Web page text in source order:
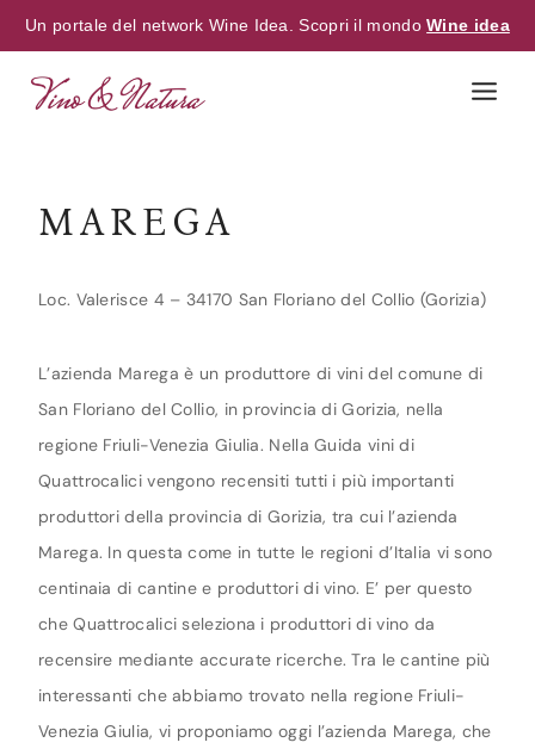
Un portale del network Wine Idea. Scopri il mondoWine idea
MAREGA
Loc. Valerisce 4 – 34170 San Floriano del Collio (Gorizia)
L’azienda Marega è un produttore di vini del comune di
San Floriano del Collio, in provincia di Gorizia, nella
regione Friuli-Venezia Giulia. Nella Guida vini di
Quattrocalici vengono recensiti tutti i più importanti
produttori della provincia di Gorizia, tra cui l’azienda
Marega. In questa come in tutte le regioni d’Italia vi sono
centinaia di cantine e produttori di vino. E’ per questo
che Quattrocalici seleziona i produttori di vino da
recensire mediante accurate ricerche. Tra le cantine più
interessanti che abbiamo trovato nella regione Friuli-
Venezia Giulia, vi proponiamo oggi l’azienda Marega, che